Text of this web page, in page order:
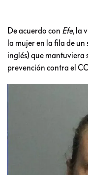
De acuerdo con Efe, la
la mujer en la fila de
inglés) que mantuviera
prevención contra el